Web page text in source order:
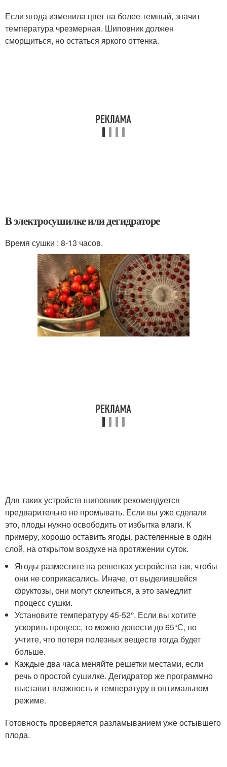
Если ягода изменила цвет на более темный, значит
температура чрезмерная. Шиповник должен
сморщиться, но остаться яркого оттенка.
В электросушилке или дегидраторе
Время сушки : 8-13 часов.
Для таких устройств шиповник рекомендуется
предварительно не промывать. Если вы уже сделали
это, плоды нужно освободить от избытка влаги. К
примеру, хорошо оставить ягоды, растеленные в один
слой, на открытом воздухе на протяжении суток.
Ягоды разместите на решетках устройства так, чтобы
они не соприкасались. Иначе, от выделившейся
фруктозы, они могут склеиться, а это замедлит
процесс сушки.
Установите температуру 45-52°. Если вы хотите
ускорить процесс, то можно довести до 65°С, но
учтите, что потеря полезных веществ тогда будет
больше.
Каждые два часа меняйте решетки местами, если
речь о простой сушилке. Дегидратор же программно
выставит влажность и температуру в оптимальном
режиме.
Готовность проверяется разламыванием уже остывшего
плода.